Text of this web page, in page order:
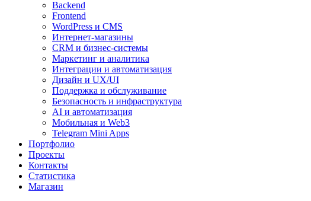
Backend
Frontend
WordPress и CMS
Интернет-магазины
CRM и бизнес-системы
Маркетинг и аналитика
Интеграции и автоматизация
Дизайн и UX/UI
Поддержка и обслуживание
Безопасность и инфраструктура
AI и автоматизация
Мобильная и Web3
Telegram Mini Apps
Портфолио
Проекты
Контакты
Статистика
Магазин